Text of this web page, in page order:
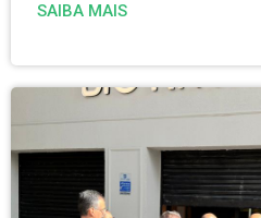
SAIBA MAIS